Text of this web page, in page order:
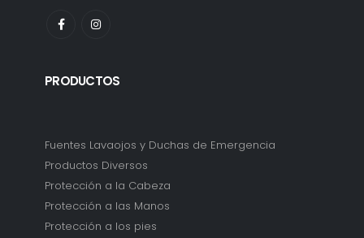
PRODUCTOS
Fuentes Lavaojos y Duchas de Emergencia
Productos Diversos
Protección a la Cabeza
Protección a las Manos
Protección a los pies